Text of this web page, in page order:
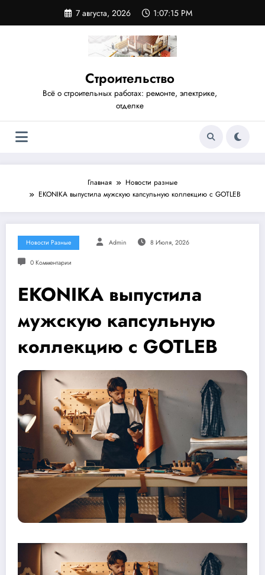
содержимому
7 августа, 2026 1:07:16 PM
Строительство
Всё о строительных работах: ремонте, электрике,
отделке
Главная
Новости разные
EKONIKA выпустила мужскую капсульную коллекцию с GOTLEB
Новости Разные Admin 8 Июля, 2026
0 Комментарии
EKONIKA выпустила
мужскую капсульную
коллекцию с GOTLEB